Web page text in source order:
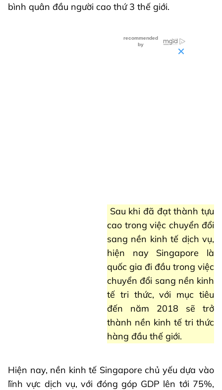
bình quân đầu người cao thứ 3 thế giới.
Sau khi đã đạt thành tựu
cao trong việc chuyển đổi
sang nền kinh tế dịch vụ,
hiện nay Singapore là
quốc gia đi đầu trong việc
chuyển đổi sang nền kinh
tế tri thức, với mục tiêu
đến năm 2018 sẽ trở
thành nền kinh tế tri thức
hàng đầu thế giới.
Hiện nay, nền kinh tế Singapore chủ yếu dựa vào
lĩnh vực dịch vụ, với đóng góp GDP lên tới 75%,